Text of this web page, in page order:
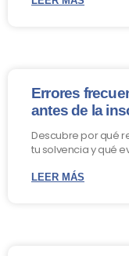
Errores
antes de la
Descubre por qué
tu solvencia y qué
LEER MÁS